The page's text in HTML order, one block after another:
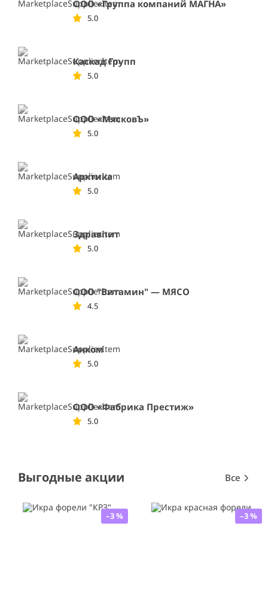
ООО «Группа компаний МАГНА»
5.0
Каскад Групп
5.0
ООО «МясковЪ»
5.0
Арктика
5.0
Здравпит
5.0
ООО "Витамин" — МЯСО
4.5
Анком
5.0
ООО «Фабрика Престиж»
5.0
Выгодные акции Все
–3 % –3 %